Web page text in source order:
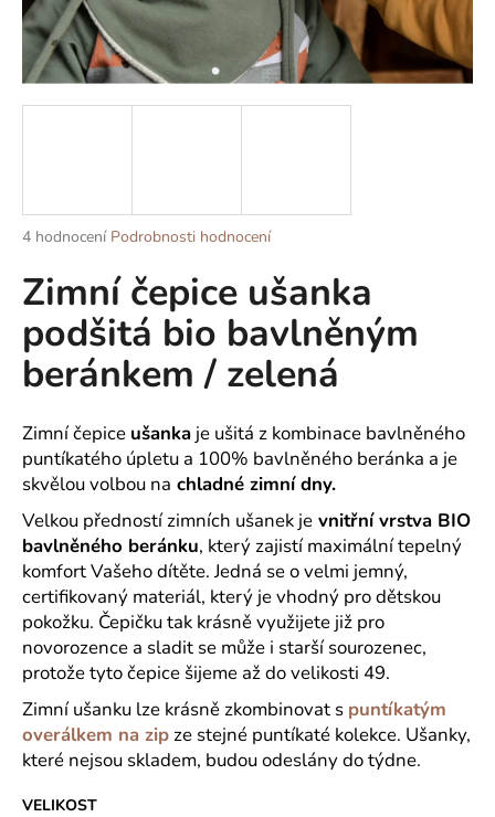
Průměrné
produktu
je
5
hvězdiček.
4 hodnocení Podrobnosti hodnocení
Zimní čepice ušanka
podšitá bio bavlněným
beránkem / zelená
Zimní čepice ušanka je ušitá z kombinace bavlněného
puntíkatého úpletu a 100% bavlněného beránka a je
skvělou volbou na chladné zimní dny.
Velkou předností zimních ušanek je vnitřní vrstva BIO
bavlněného beránku, který zajistí maximální tepelný
komfort Vašeho dítěte. Jedná se o velmi jemný,
certifikovaný materiál, který je vhodný pro dětskou
pokožku. Čepičku tak krásně využijete již pro
novorozence a sladit se může i starší sourozenec,
protože tyto čepice šijeme až do velikosti 49.
Zimní ušanku lze krásně zkombinovat s puntíkatým
overálkem na zip ze stejné puntíkaté kolekce. Ušanky,
které nejsou skladem, budou odeslány do týdne.
VELIKOST
a
j
í
t
D
o
o
r
u
č
u
j
e
m
e